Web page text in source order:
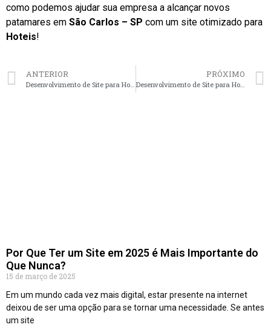
como podemos ajudar sua empresa a alcançar novos
patamares em São Carlos – SP com um site otimizado para
Hoteis!
ANTERIOR PRÓXIMO
Desenvolvimento de Site para Hoteis em Aracaju – SE faça seu orçamento
Por Que Ter um Site em 2025 é Mais Importante do
Que Nunca?
15 de março de 2025
Em um mundo cada vez mais digital, estar presente na internet
deixou de ser uma opção para se tornar uma necessidade. Se antes
um site